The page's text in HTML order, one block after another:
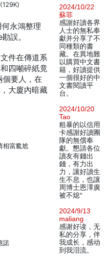
永鴻整理
誤。
件在傳道系
四噸碎紙竟
個要人，在
大廈內暗藏
相當尷尬
諾
2024/10/22
蘇菲
感謝好讀各界
人士的無私奉
獻并分享了不
同種類的書
藏。在異地難
以購買中文書
籍，好讀提供
一個很好的中
文書閱讀平
台。
2024/10/20
Tao
粗暴的以信用
卡感謝好讀團
隊的無償奉
獻。懇請各位
讀友有錢出
錢，有力出
力，讓好讀生
生不息，也讓
周博士恩澤廣
被不熄°
2024/9/13
maliang
感谢好读，无
私的分享，伴
我成长，感动
到我泪流。